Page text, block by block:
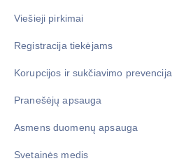
Viešieji pirkimai
Registracija tiekėjams
Korupcijos ir sukčiavimo prevencija
Pranešėjų apsauga
Asmens duomenų apsauga
Svetainės medis